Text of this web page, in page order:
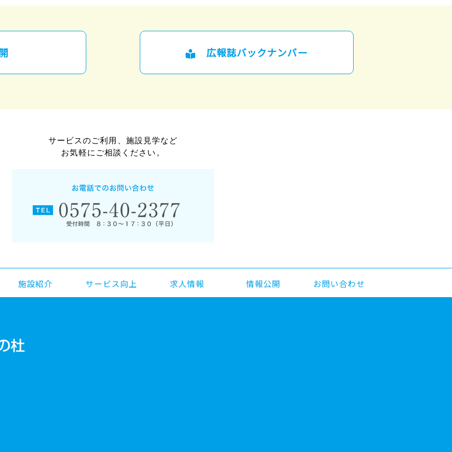
広報誌バックナンバー
サービスのご利用、施設見学など
お気軽にご相談ください。
施設紹介 サービス向上 求人情報 情報公開 お問い合わせ